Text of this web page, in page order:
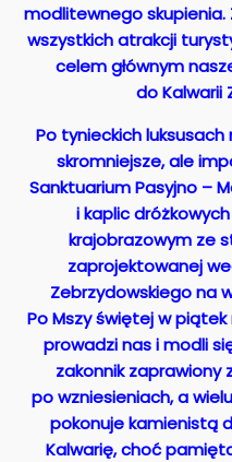
modlitewnego skupienia.
wszystkich atrakcji
celem głównym
do Kalwarii
Po tynieckich
skromniejsze, ale
Sanktuarium Pasyjno –
i kaplic
krajobrazowym ze
zaprojektowanej
Zebrzydowskiego na
Po Mszy świętej w
prowadzi nas i modli
zakonnik zaprawiony
po wzniesieniach, a
pokonuje kamienistą
Kalwarię, choć